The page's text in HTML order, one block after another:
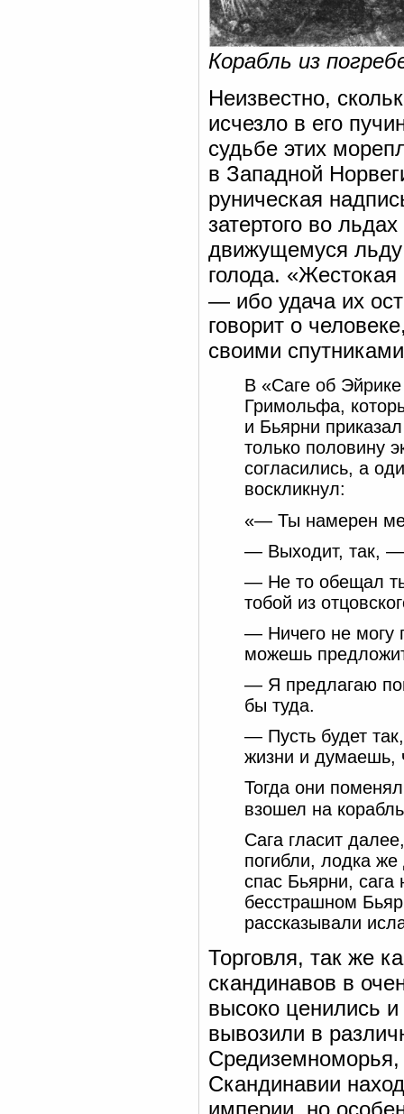
Корабль из
Неизвестно,
исчезло в его
судьбе этих
в Западной
руническая
затертого во
движущемуся льду
голода.
— ибо удача их
говорит о
своими
В «Саге об
Гримольфа,
и Бьярни
только половину
согласились, а
воскликнул:
«— Ты намерен
— Выходит, так, —
— Не то обещал
тобой из
— Ничего не могу
можешь
— Я предлагаю
бы туда.
— Пусть будет
жизни и думаешь,
Тогда они
взошел на
Сага гласит
погибли, лодка
спас Бьярни, сага
бесстрашном
рассказывали
Торговля, так же
скандинавов в
высоко ценились
вывозили в
Скандинавии
империи, но